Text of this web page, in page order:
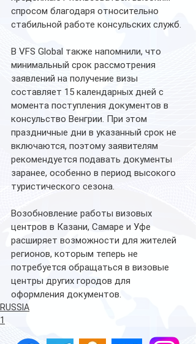
спросом благодаря относительно
стабильной работе консульских служб.
В VFS Global также напомнили, что
минимальный срок рассмотрения
заявлений на получение визы
составляет 15 календарных дней с
момента поступления документов в
консульство Венгрии. При этом
праздничные дни в указанный срок не
включаются, поэтому заявителям
рекомендуется подавать документы
заранее, особенно в период высокого
туристического сезона.
Возобновление работы визовых
центров в Казани, Самаре и Уфе
расширяет возможности для жителей
регионов, которым теперь не
потребуется обращаться в визовые
центры других городов для
оформления документов.
RUSSIA
1